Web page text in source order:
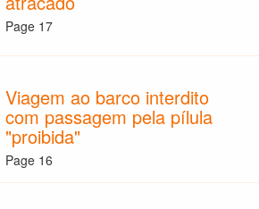
Page 17
Viagem ao barco interdito
com passagem pela pílula
"proibida"
Page 16